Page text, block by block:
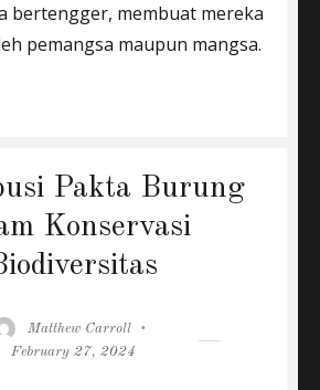
bertengger, membuat mereka
pemangsa maupun mangsa.
Pakta Burung
Konservasi
Author
Matthew Carroll
February 27, 2024